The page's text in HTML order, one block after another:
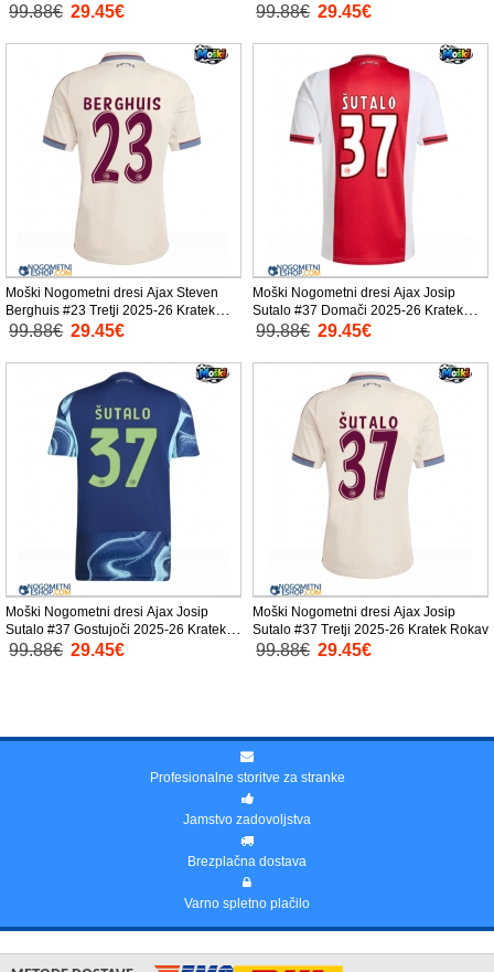
Rokav
99.88€ 29.45€
Rokav
99.88€ 29.45€
Moški Nogometni dresi Ajax Steven
Berghuis #23 Tretji 2025-26 Kratek
Rokav
99.88€ 29.45€
Moški Nogometni dresi Ajax Josip
Sutalo #37 Domači 2025-26 Kratek
Rokav
99.88€ 29.45€
Moški Nogometni dresi Ajax Josip
Sutalo #37 Gostujoči 2025-26 Kratek
Rokav
99.88€ 29.45€
Moški Nogometni dresi Ajax Josip
Sutalo #37 Tretji 2025-26 Kratek Rokav
99.88€ 29.45€
Profesionalne storitve za stranke
Jamstvo zadovoljstva
Brezplačna dostava
Varno spletno plačilo